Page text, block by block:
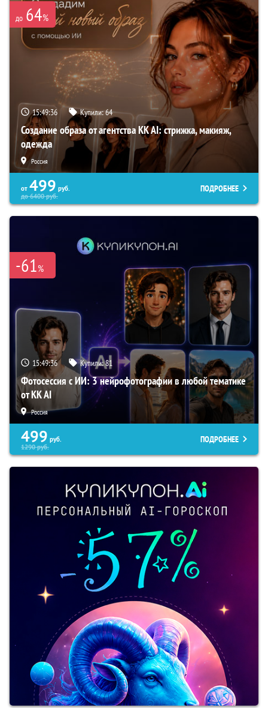
до 64%
15:49:35 Купили:64
Создание образа от агентства KK AI: стрижка, макияж,
одежда
Россия
от 499 руб.
до6400руб.
ПОДРОБНЕЕ
-61%
15:49:35 Купили:81
Фотосессия с ИИ: 3 нейрофотографии в любой тематике
от KK AI
Россия
499 руб.
1290руб.
ПОДРОБНЕЕ